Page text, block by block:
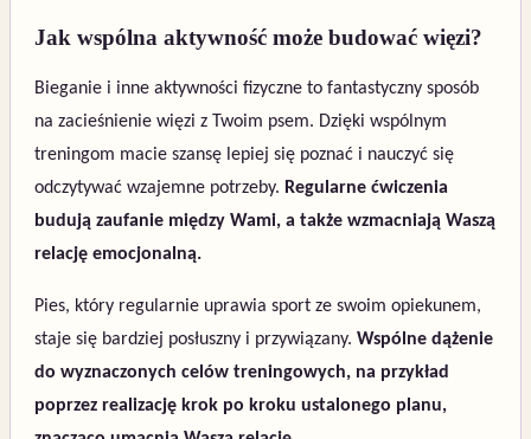
Jak wspólna aktywność może budować więzi?
Bieganie i inne aktywności fizyczne to fantastyczny sposób
na zacieśnienie więzi z Twoim psem. Dzięki wspólnym
treningom macie szansę lepiej się poznać i nauczyć się
odczytywać wzajemne potrzeby. Regularne ćwiczenia
budują zaufanie między Wami, a także wzmacniają Waszą
relację emocjonalną.
Pies, który regularnie uprawia sport ze swoim opiekunem,
staje się bardziej posłuszny i przywiązany. Wspólne dążenie
do wyznaczonych celów treningowych, na przykład
poprzez realizację krok po kroku ustalonego planu,